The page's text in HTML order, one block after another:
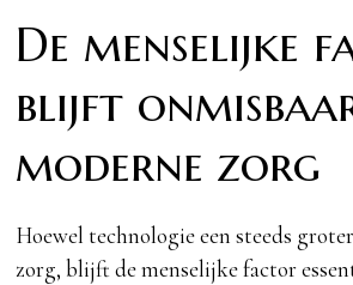
De menselijke
blijft
moderne zorg
Hoewel technologie een steeds
zorg, blijft de menselijke factor